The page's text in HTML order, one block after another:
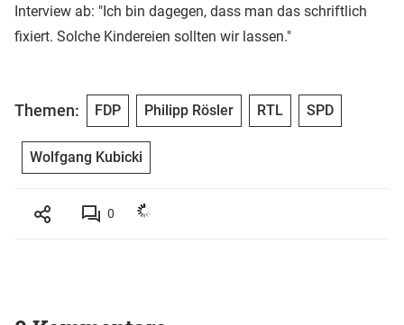
Interview ab: "Ich bin dagegen, dass man das schriftlich
fixiert. Solche Kindereien sollten wir lassen."
Themen: FDP Philipp Rösler RTL SPD
Wolfgang Kubicki
0